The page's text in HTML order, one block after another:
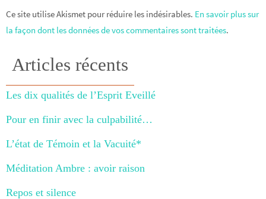
Ce site utilise Akismet pour réduire les indésirables. En savoir plus sur
la façon dont les données de vos commentaires sont traitées.
Articles récents
Les dix qualités de l’Esprit Eveillé
Pour en finir avec la culpabilité…
L’état de Témoin et la Vacuité*
Méditation Ambre : avoir raison
Repos et silence